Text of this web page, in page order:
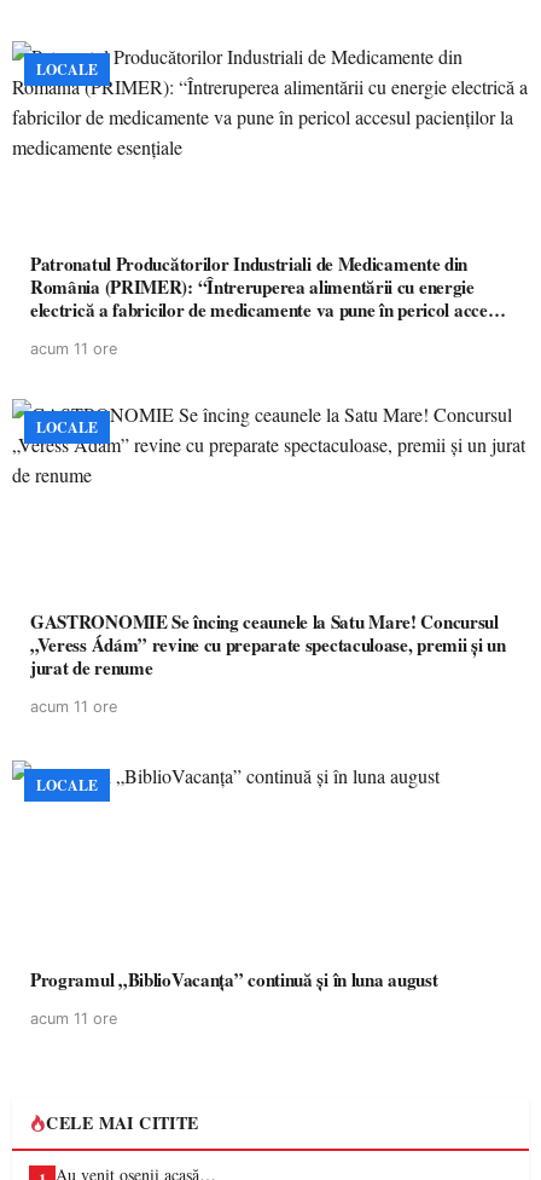
LOCALE
Patronatul Producătorilor Industriali de Medicamente din
România (PRIMER): “Întreruperea alimentării cu energie
electrică a fabricilor de medicamente va pune în pericol accesul
acum 11 ore
LOCALE
GASTRONOMIE Se încing ceaunele la Satu Mare! Concursul
„Veress Ádám” revine cu preparate spectaculoase, premii și un
jurat de renume
acum 11 ore
LOCALE
Programul „BiblioVacanța” continuă și în luna august
acum 11 ore
CELE MAI CITITE
Au venit oșenii acasă…